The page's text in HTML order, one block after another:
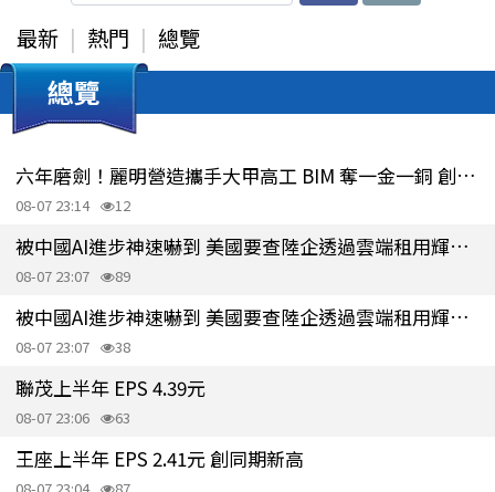
最新 熱門 總覽
總覽
六年磨劍！麗明營造攜手大甲高工 BIM 奪一金一銅 創產學合作新里程碑
08-07 23:14 12
被中國AI進步神速嚇到 美國要查陸企透過雲端租用輝達晶片 堵管制漏洞
08-07 23:07 89
被中國AI進步神速嚇到 美國要查陸企透過雲端租用輝達晶片 堵管制漏洞
08-07 23:07 38
聯茂上半年 EPS 4.39元
08-07 23:06 63
王座上半年 EPS 2.41元 創同期新高